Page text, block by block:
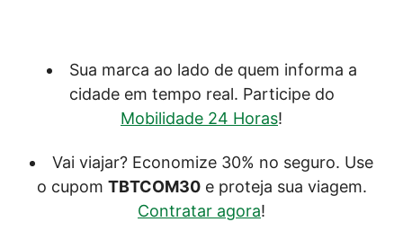
Sua marca ao lado de quem informa a
cidade em tempo real. Participe do
Mobilidade 24 Horas!
Vai viajar? Economize 30% no seguro. Use
o cupom TBTCOM30e proteja sua viagem.
Contratar agora!